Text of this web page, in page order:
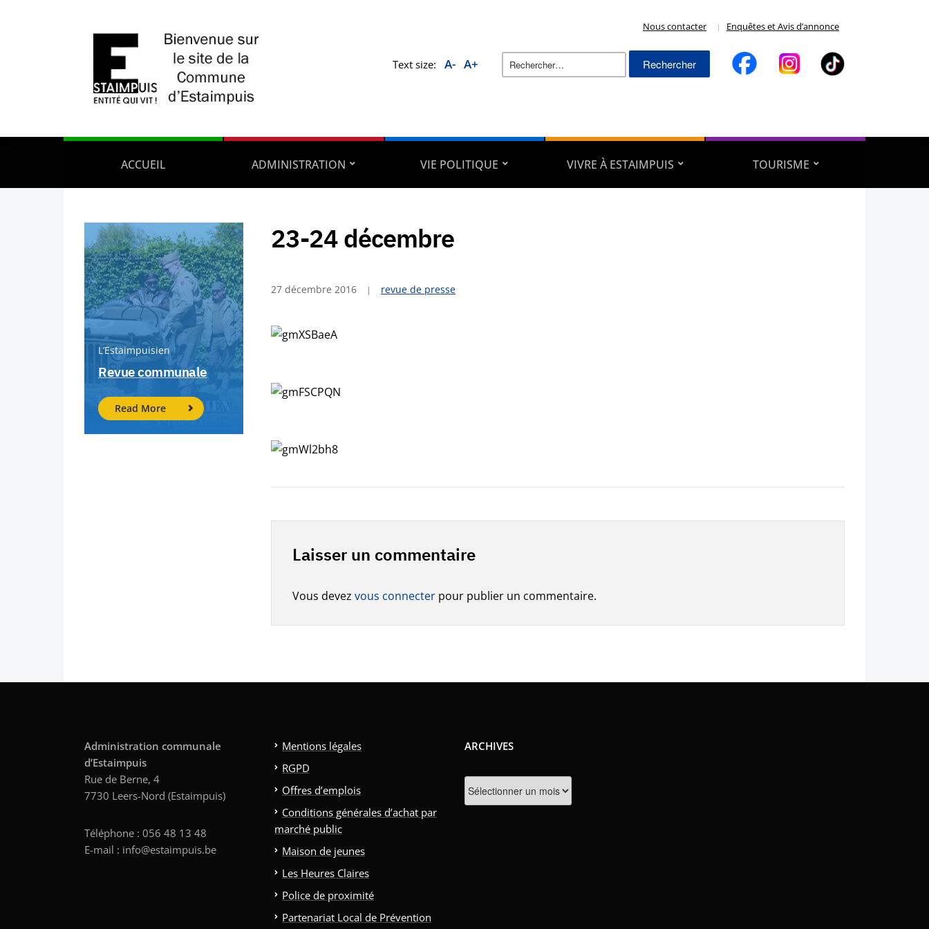
Nous contacter Enquêtes et Avis d’annonce
Text size: A- A+
Rechercher :
ACCUEIL ADMINISTRATION VIE POLITIQUE VIVRE À ESTAIMPUIS TOURISME
L’Estaimpuisien
Revue communale
Read More
23-24 décembre
27 décembre 2016 revue de presse
Laisser un commentaire
Vous devez vous connecter pour publier un commentaire.
Administration communale
d’Estaimpuis
Rue de Berne, 4
7730 Leers-Nord (Estaimpuis)
Téléphone : 056 48 13 48
E-mail : info@estaimpuis.be
Mentions légales
RGPD
Offres d’emplois
Conditions générales d’achat par
marché public
Maison de jeunes
Les Heures Claires
Police de proximité
Partenariat Local de Prévention
ARCHIVES